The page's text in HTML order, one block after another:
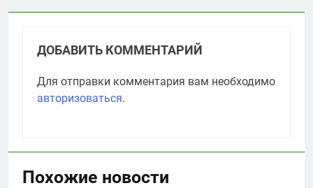
ДОБАВИТЬ КОММЕНТАРИЙ
Для отправки комментария вам необходимо
авторизоваться.
Похожие новости